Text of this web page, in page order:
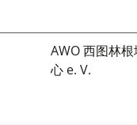
AWO 西图林
心 e. V.